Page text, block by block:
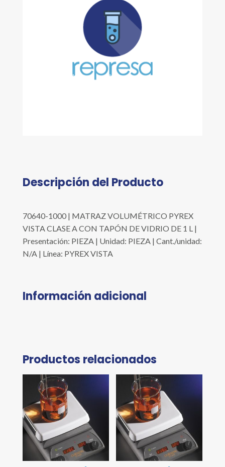
Descripción del Producto
70640-1000 | MATRAZ VOLUMÉTRICO PYREX
VISTA CLASE A CON TAPÓN DE VIDRIO DE 1 L |
Presentación: PIEZA | Unidad: PIEZA | Cant./unidad:
N/A | Línea: PYREX VISTA
Información adicional
Productos relacionados